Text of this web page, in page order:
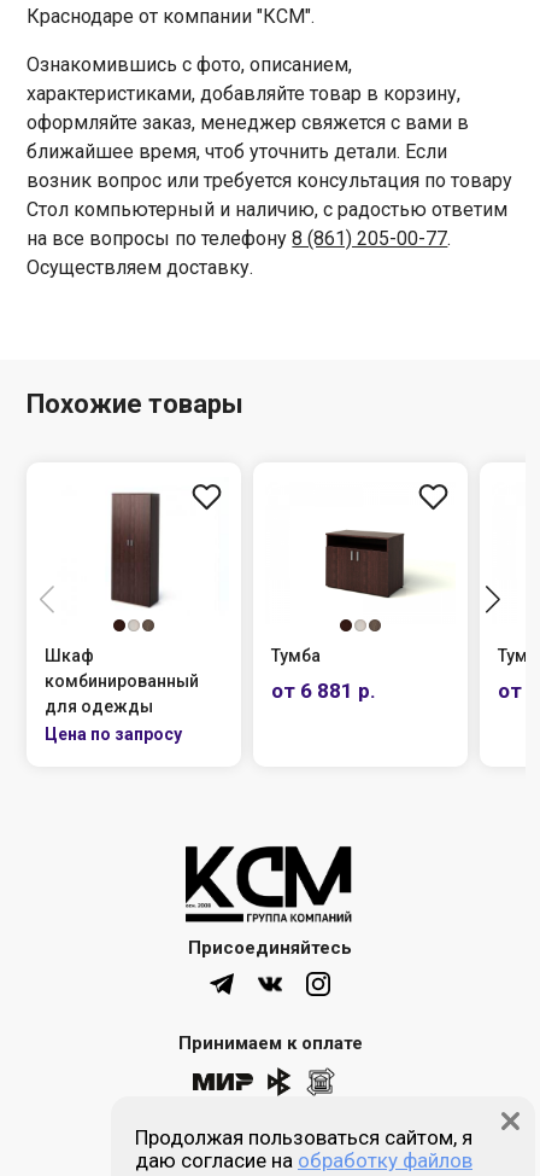
Краснодаре от компании "КСМ".
Ознакомившись с фото, описанием,
характеристиками, добавляйте товар в корзину,
оформляйте заказ, менеджер свяжется с вами в
ближайшее время, чтоб уточнить детали. Если
возник вопрос или требуется консультация по товару
Стол компьютерный и наличию, с радостью ответим
на все вопросы по телефону8 (861) 205-00-77.
Осуществляем доставку.
Похожие товары
Шкаф
комбинированный
для одежды
Тумба
от 6 881 р. от
Присоединяйтесь
Принимаем к оплате
8 (861) 205-00-77
Продолжая пользоваться сайтом, я
даю согласие на обработку файлов